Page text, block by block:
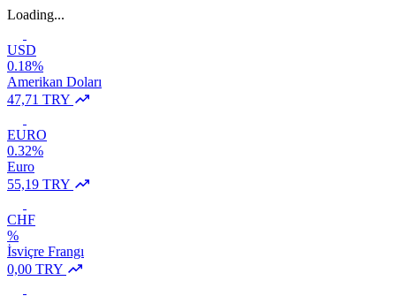
Loading...
USD
0.18%
Amerikan Doları
47,71 TRY
EURO
0.32%
Euro
55,19 TRY
CHF
%
İsviçre Frangı
0,00 TRY